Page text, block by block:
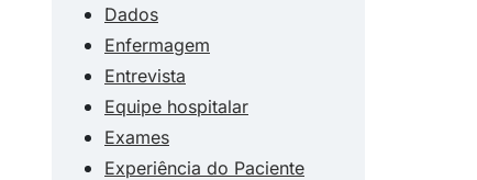
Dados
Enfermagem
Entrevista
Equipe hospitalar
Exames
Experiência do Paciente